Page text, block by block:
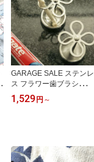
GARAGE SALE ステンレ
ス フラワー歯ブラシホル
ダー フラワーシェイプ 4
ホール 歯ブラシスタンド
トン CH03-H92
1,529 円 ～